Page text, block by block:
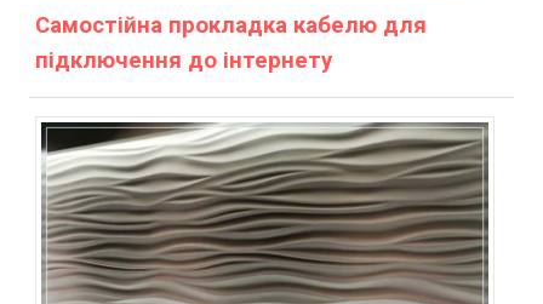
Самостійна прокладка кабелю для
підключення до інтернету